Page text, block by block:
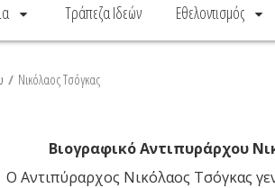
Τράπεζα Ιδεών Εθελοντισμός
/ Νικόλαος Τσόγκας
Βιογραφικό Αντιπυράρχου
Ο Αντιπύραρχος Νικόλαος Τσόγκας